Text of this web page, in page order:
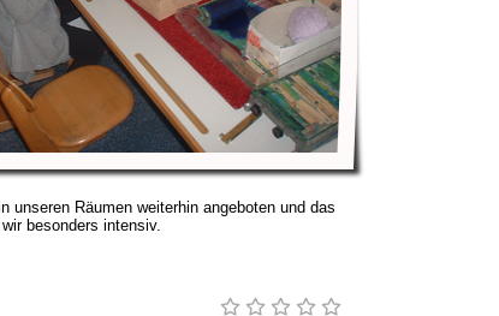
unseren Räumen weiterhin angeboten und das
besonders intensiv.